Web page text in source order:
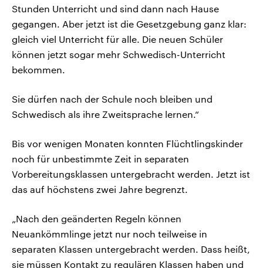
Stunden Unterricht und sind dann nach Hause
gegangen. Aber jetzt ist die Gesetzgebung ganz klar:
gleich viel Unterricht für alle. Die neuen Schüler
können jetzt sogar mehr Schwedisch-Unterricht
bekommen.
Sie dürfen nach der Schule noch bleiben und
Schwedisch als ihre Zweitsprache lernen.“
Bis vor wenigen Monaten konnten Flüchtlingskinder
noch für unbestimmte Zeit in separaten
Vorbereitungsklassen untergebracht werden. Jetzt ist
das auf höchstens zwei Jahre begrenzt.
„Nach den geänderten Regeln können
Neuankömmlinge jetzt nur noch teilweise in
separaten Klassen untergebracht werden. Dass heißt,
sie müssen Kontakt zu regulären Klassen haben und